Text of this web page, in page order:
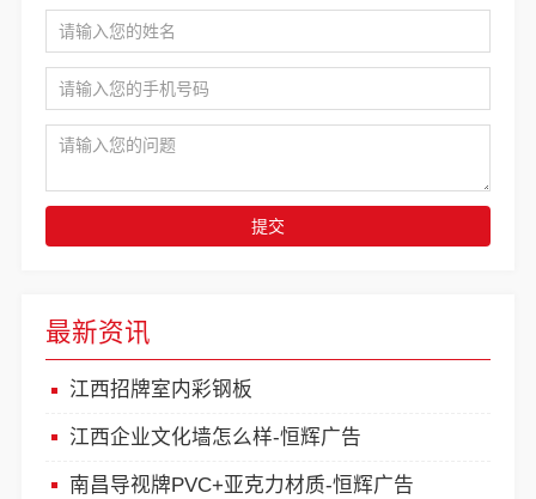
最新资讯
江西招牌室内彩钢板
江西企业文化墙怎么样-恒辉广告
南昌导视牌PVC+亚克力材质-恒辉广告
提交